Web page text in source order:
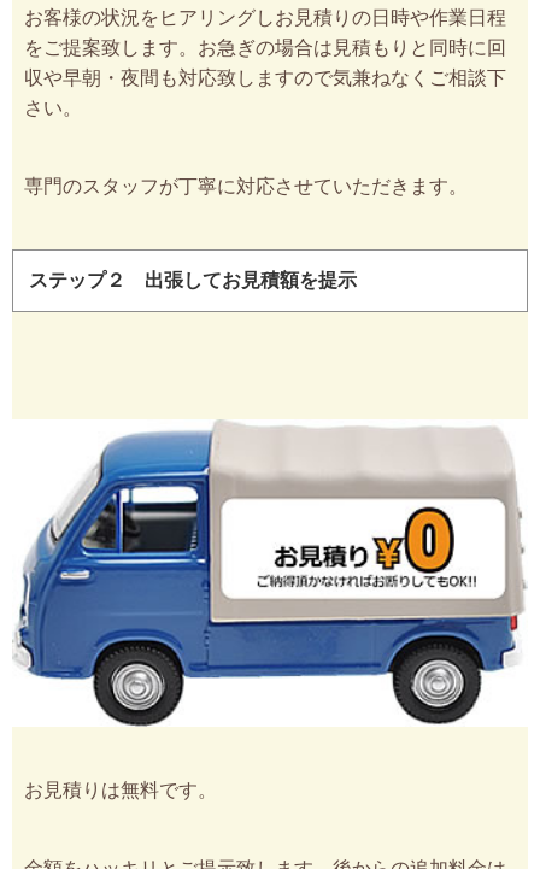
お客様の状況をヒアリングしお見積りの日時や作業日程
をご提案致します。お急ぎの場合は見積もりと同時に回
収や早朝・夜間も対応致しますので気兼ねなくご相談下
さい。
専門のスタッフが丁寧に対応させていただきます。
ステップ２ 出張してお見積額を提示
お見積りは無料です。